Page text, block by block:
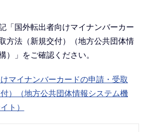
「国外転出者向けマイナンバーカー
方法（新規交付）（地方公共団体情
）」をご確認ください。
マイナンバーカードの申請・受取
）（地方公共団体情報システム機
ト）